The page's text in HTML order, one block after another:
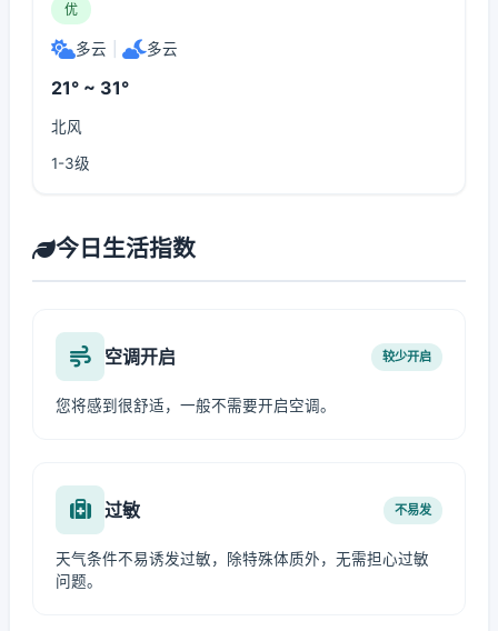
优
多云 多云
21° ~ 31°
北风
1-3级
今日生活指数
空调开启 较少开启
您将感到很舒适，一般不需要开启空调。
过敏 不易发
天气条件不易诱发过敏，除特殊体质外，无需担心过敏
问题。